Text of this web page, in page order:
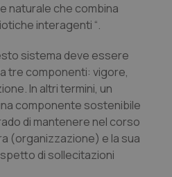
naturale che combina
interagenti “.
sistema deve essere
tre componenti: vigore,
In altri termini, un
componente sostenibile
di mantenere nel corso
(organizzazione) e la sua
di sollecitazioni